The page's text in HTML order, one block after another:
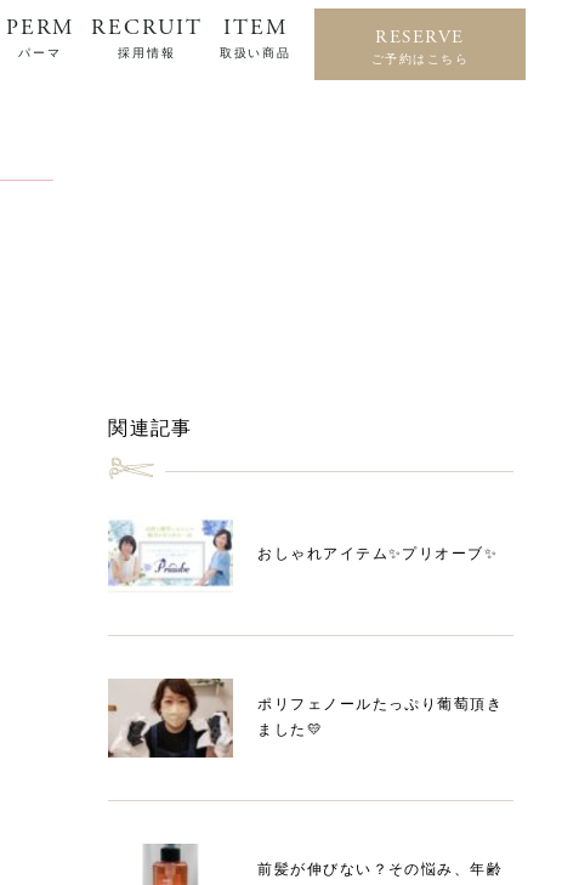
PERM
パーマ
RECRUIT
採用情報
ITEM
取扱い商品
RESERVE
ご予約はこちら
関連記事
おしゃれアイテム✨プリオーブ✨
ポリフェノールたっぷり葡萄頂き
ました💛
前髪が伸びない？その悩み、年齢